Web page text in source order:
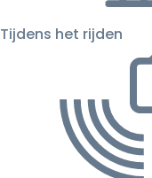
Tijdens het rijden